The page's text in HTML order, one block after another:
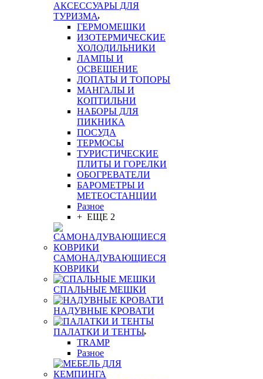
АКСЕССУАРЫ ДЛЯ
ТУРИЗМА
ГЕРМОМЕШКИ
ИЗОТЕРМИЧЕСКИЕ
ХОЛОДИЛЬНИКИ
ЛАМПЫ И
ОСВЕЩЕНИЕ
ЛОПАТЫ И ТОПОРЫ
МАНГАЛЫ И
КОПТИЛЬНИ
НАБОРЫ ДЛЯ
ПИКНИКА
ПОСУДА
ТЕРМОСЫ
ТУРИСТИЧЕСКИЕ
ПЛИТЫ И ГОРЕЛКИ
ОБОГРЕВАТЕЛИ
БАРОМЕТРЫ И
МЕТЕОСТАНЦИИ
Разное
+ ЕЩЕ 2
САМОНАДУВАЮЩИЕСЯ
КОВРИКИ
СПАЛЬНЫЕ МЕШКИ
НАДУВНЫЕ КРОВАТИ
ПАЛАТКИ И ТЕНТЫ
TRAMP
Разное